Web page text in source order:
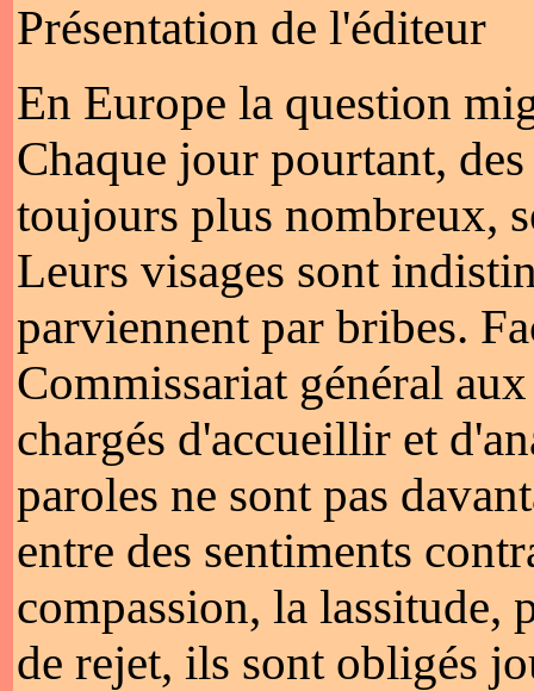
Présentation de l'éditeur
En Europe la question
Chaque jour pourtant,
toujours plus nombreux,
Leurs visages sont
parviennent par bribes.
Commissariat général
chargés d'accueillir et
paroles ne sont pas
entre des sentiments
compassion, la lassitude,
de rejet, ils sont obligés